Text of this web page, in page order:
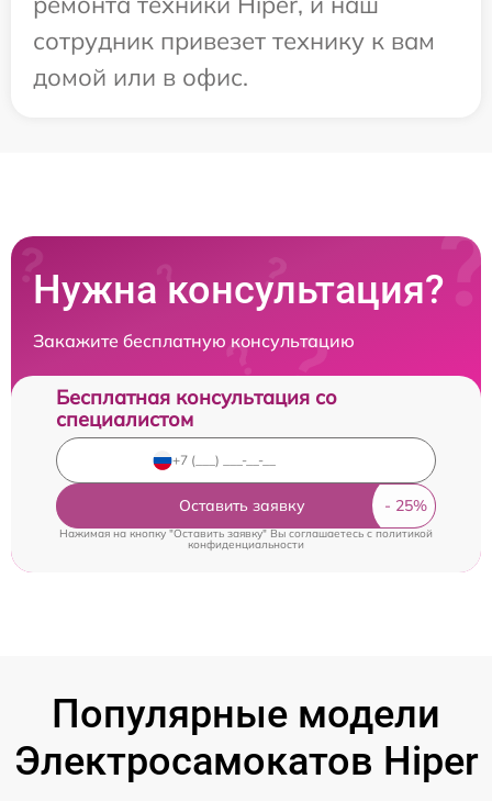
сотрудник привезет технику к вам
домой или в офис.
Нужна консультация?
Закажите бесплатную консультацию
Бесплатная консультация со
специалистом
Оставить заявку
Нажимая на кнопку "Оставить заявку" Вы соглашаетесь cполитикой
конфиденциальности
Популярные модели
Электросамокатов Hiper